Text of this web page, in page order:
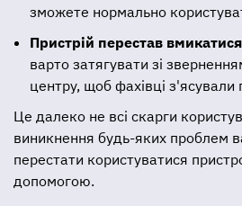
зможете нормально
Пристрій перестав вмикатися
варто затягувати зі
центру, щоб фахівці
Це далеко не всі скарги
виникнення будь-яких проблем
перестати користуватися
допомогою.